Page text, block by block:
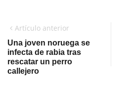
Artículo anterior
Una joven noruega se
infecta de rabia tras
rescatar un perro
callejero